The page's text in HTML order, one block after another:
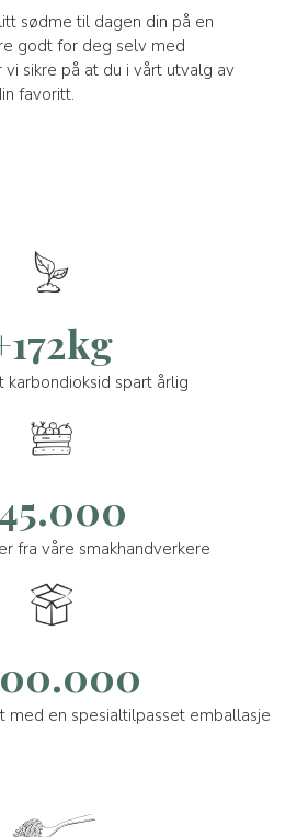
sødme til dagen din på en
godt for deg selv med
sikre på at du i vårt utvalg av
favoritt.
karbondioksid spart årlig
fra våre smakhandverkere
med en spesialtilpasset emballasje